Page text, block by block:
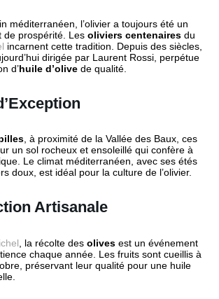
méditerranéen, l’olivier a toujours été un
de prospérité. Les oliviers centenaires du
incarnent cette tradition. Depuis des siècles,
dirigée par Laurent Rossi, perpétue
d’huile d’olive de qualité.
, à proximité de la Vallée des Baux, ces
un sol rocheux et ensoleillé qui confère à
Le climat méditerranéen, avec ses étés
doux, est idéal pour la culture de l’olivier.
Artisanale
, la récolte des olives est un événement
chaque année. Les fruits sont cueillis à
préservant leur qualité pour une huile